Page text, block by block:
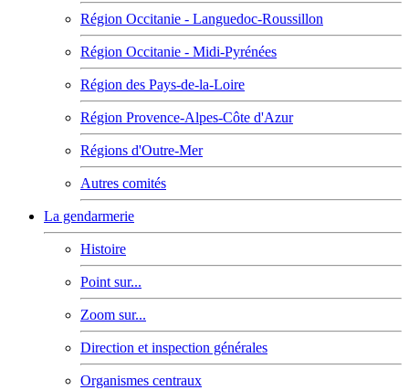
Région Occitanie - Languedoc-Roussillon
Région Occitanie - Midi-Pyrénées
Région des Pays-de-la-Loire
Région Provence-Alpes-Côte d'Azur
Régions d'Outre-Mer
Autres comités
La gendarmerie
Histoire
Point sur...
Zoom sur...
Direction et inspection générales
Organismes centraux